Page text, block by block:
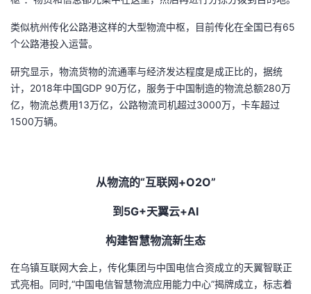
类似杭州传化公路港这样的大型物流中枢，目前传化在全国已有65
个公路港投入运营。
研究显示，物流货物的流通率与经济发达程度是成正比的，据统
计，2018年中国GDP 90万亿，服务于中国制造的物流总额280万
亿，物流总费用13万亿，公路物流司机超过3000万，卡车超过
1500万辆。
从物流的“互联网+O2O”
到5G+天翼云+AI
构建智慧物流新生态
在乌镇互联网大会上，传化集团与中国电信合资成立的天翼智联正
式亮相。同时,“中国电信智慧物流应用能力中心”揭牌成立，标志着